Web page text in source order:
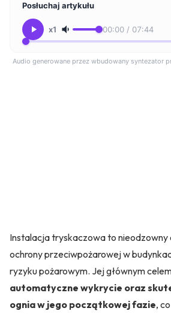
Posłuchaj artykułu
x1 00:00 / 07:44
Audio generowane przez wbudowany syntezator
Instalacja tryskaczowa to
ochrony przeciwpożarowej w
ryzyku pożarowym. Jej głównym
automatyczne wykrycie oraz
ognia w jego początkowej fazie,